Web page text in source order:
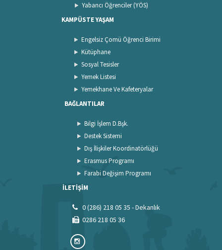
Yabancı Öğrenciler (YÖS)
KAMPÜSTE YAŞAM
Engelsiz Çomü Öğrenci Birimi
Kütüphane
Sosyal Tesisler
Yemek Listesi
Yemekhane Ve Kafeteryalar
BAĞLANTILAR
Bilgi İşlem D.Bşk.
Destek Sistemi
Dış İlişkiler Koordinatörlüğü
Erasmus Programı
Farabi Değişim Programı
İLETİŞİM
0 (286) 218 05 35 - Dekanlık
0286 218 05 36